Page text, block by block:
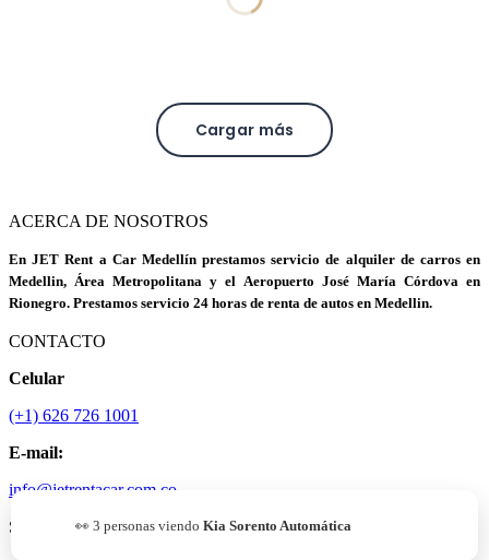
Cargar más
ACERCA DE NOSOTROS
En JET Rent a Car Medellín prestamos servicio de alquiler de carros en
Medellin, Área Metropolitana y el Aeropuerto José María Córdova en
Rionegro. Prestamos servicio 24 horas de renta de autos en Medellin.
CONTACTO
Celular
(+1) 626 726 1001
E-mail:
info@jetrentacar.com.co
SÍGUENOS
👀 3 personas viendo Kia Sorento Automática